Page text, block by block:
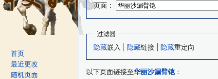
页面：
过滤器
隐藏嵌入 | 隐藏链接 | 隐藏重定向
以下页面链接至华丽沙漏臂铠：
首页
最近更改
随机页面